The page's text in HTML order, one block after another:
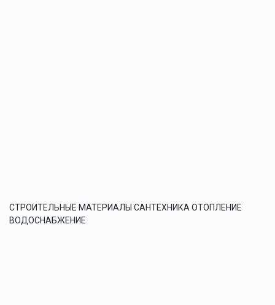
СТРОИТЕЛЬНЫЕ МАТЕРИАЛЫ САНТЕХНИКА ОТОПЛЕНИЕ
ВОДОСНАБЖЕНИЕ